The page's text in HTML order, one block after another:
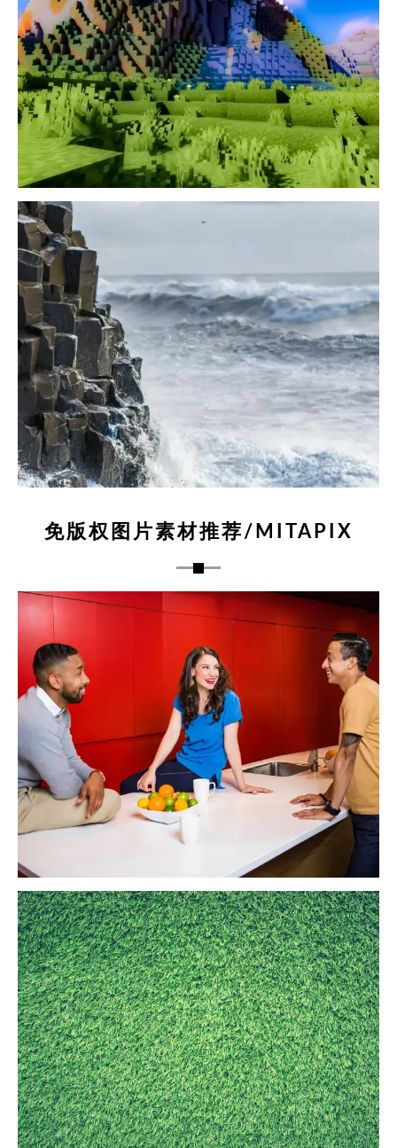
免版权图片素材推荐/MITAPIX